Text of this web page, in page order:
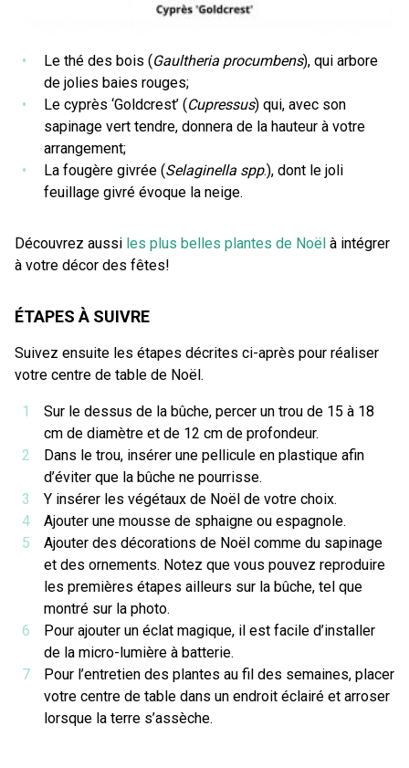
Le thé des bois (Gaultheria procumbens), qui arbore
de jolies baies rouges;
Le cyprès ‘Goldcrest’ (Cupressus) qui, avec son
sapinage vert tendre, donnera de la hauteur à votre
arrangement;
La fougère givrée (Selaginella spp.), dont le joli
feuillage givré évoque la neige.
Découvrez aussi les plus belles plantes de Noël à intégrer
à votre décor des fêtes!
ÉTAPES À SUIVRE
Suivez ensuite les étapes décrites ci-après pour réaliser
votre centre de table de Noël.
Sur le dessus de la bûche, percer un trou de 15 à 18
cm de diamètre et de 12 cm de profondeur.
Dans le trou, insérer une pellicule en plastique afin
d’éviter que la bûche ne pourrisse.
Y insérer les végétaux de Noël de votre choix.
Ajouter une mousse de sphaigne ou espagnole.
Ajouter des décorations de Noël comme du sapinage
et des ornements. Notez que vous pouvez reproduire
les premières étapes ailleurs sur la bûche, tel que
montré sur la photo.
Pour ajouter un éclat magique, il est facile d’installer
de la micro-lumière à batterie.
Pour l’entretien des plantes au fil des semaines, placer
votre centre de table dans un endroit éclairé et arroser
lorsque la terre s’assèche.